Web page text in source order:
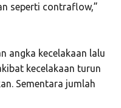
seperti contraflow,”
angka kecelakaan lalu
kecelakaan turun
Sementara jumlah